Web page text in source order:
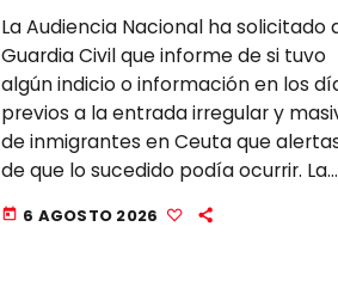
La Audiencia Nacional ha solicitado
Guardia Civil que informe de si tuvo
algún indicio o información en los
previos a la entrada irregular y
de inmigrantes en Ceuta que
de que lo sucedido podía ocurrir. La
raíz […]
today 6 AGOSTO 2026